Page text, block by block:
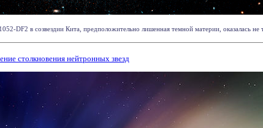
DF2 в созвездии Кита, предположительно лишенная темной материи, оказалась не
столкновения нейтронных звезд